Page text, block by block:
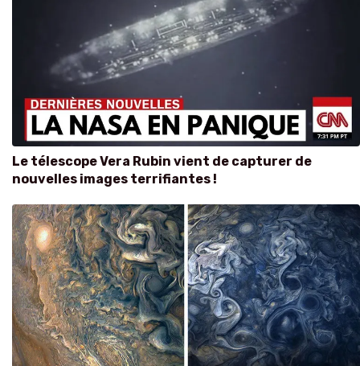
Le télescope Vera Rubin vient de capturer de
nouvelles images terrifiantes !